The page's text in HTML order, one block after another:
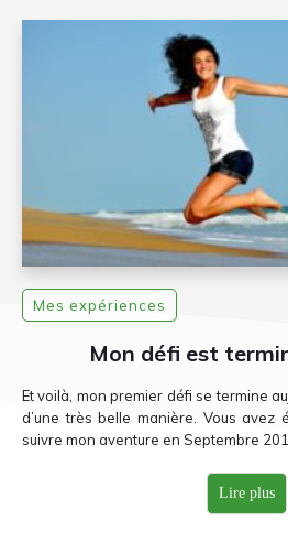
Mes expériences
Mon défi est
Et voilà, mon premier défi se termine
d’une très belle manière. Vous avez
suivre mon aventure en Septembre
Lire plus